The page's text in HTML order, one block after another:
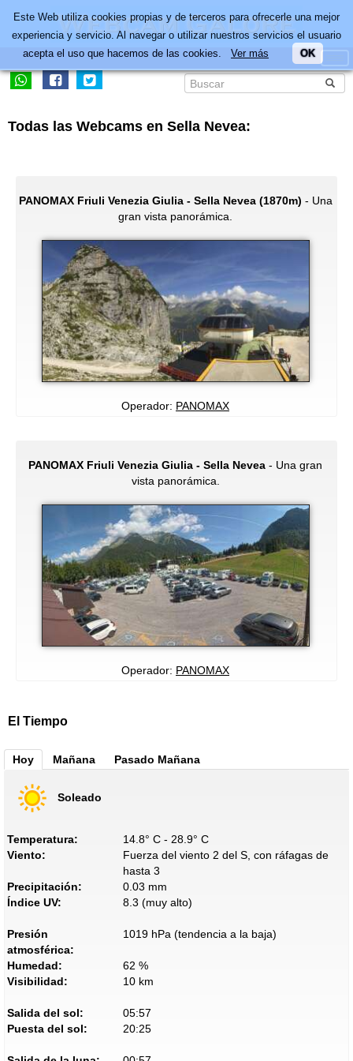
Todas las Webcams en Sella Nevea:
PANOMAX Friuli Venezia Giulia - Sella Nevea (1870m) - Una
gran vista panorámica.
Operador: PANOMAX
PANOMAX Friuli Venezia Giulia - Sella Nevea - Una gran
vista panorámica.
Operador: PANOMAX
El Tiempo
Hoy Mañana Pasado Mañana
Soleado
Temperatura:
14.8° C - 28.9° C
Viento:
Fuerza del viento 2 del S, con ráfagas de
hasta 3
Precipitación:
0.03 mm
Índice UV:
8.3 (muy alto)
Presión
atmosférica:
1019 hPa (tendencia a la baja)
Humedad:
62 %
Visibilidad:
10 km
Salida del sol:
05:57
Puesta del sol:
20:25
Este Web utiliza cookies propias y de terceros para ofrecerle una mejor
experiencia y servicio. Al navegar o utilizar nuestros servicios el usuario
acepta el uso que hacemos de las cookies. Ver más OK